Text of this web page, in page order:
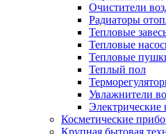
Очистители
Радиаторы
Тепловые
Тепловые
Тепловые
Теплый пол
Увлажнители
Косметические
Крупная бытовая